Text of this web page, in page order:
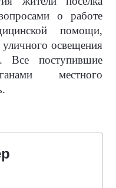
о работе
помощи,
освещения
Все поступившие
местного